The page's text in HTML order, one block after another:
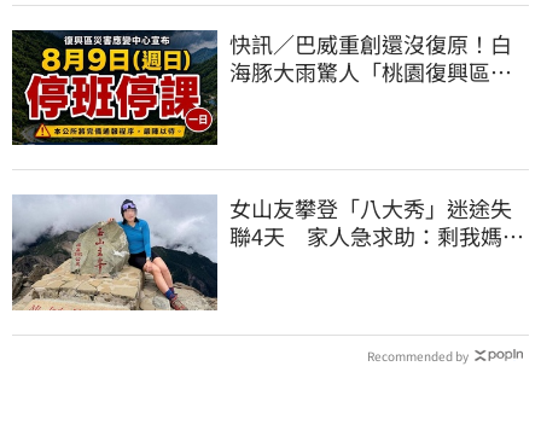
快訊／巴威重創還沒復原！白
海豚大雨驚人「桃園復興區」
女山友攀登「八大秀」迷途失
聯4天 家人急求助：剩我媽還
Recommended by